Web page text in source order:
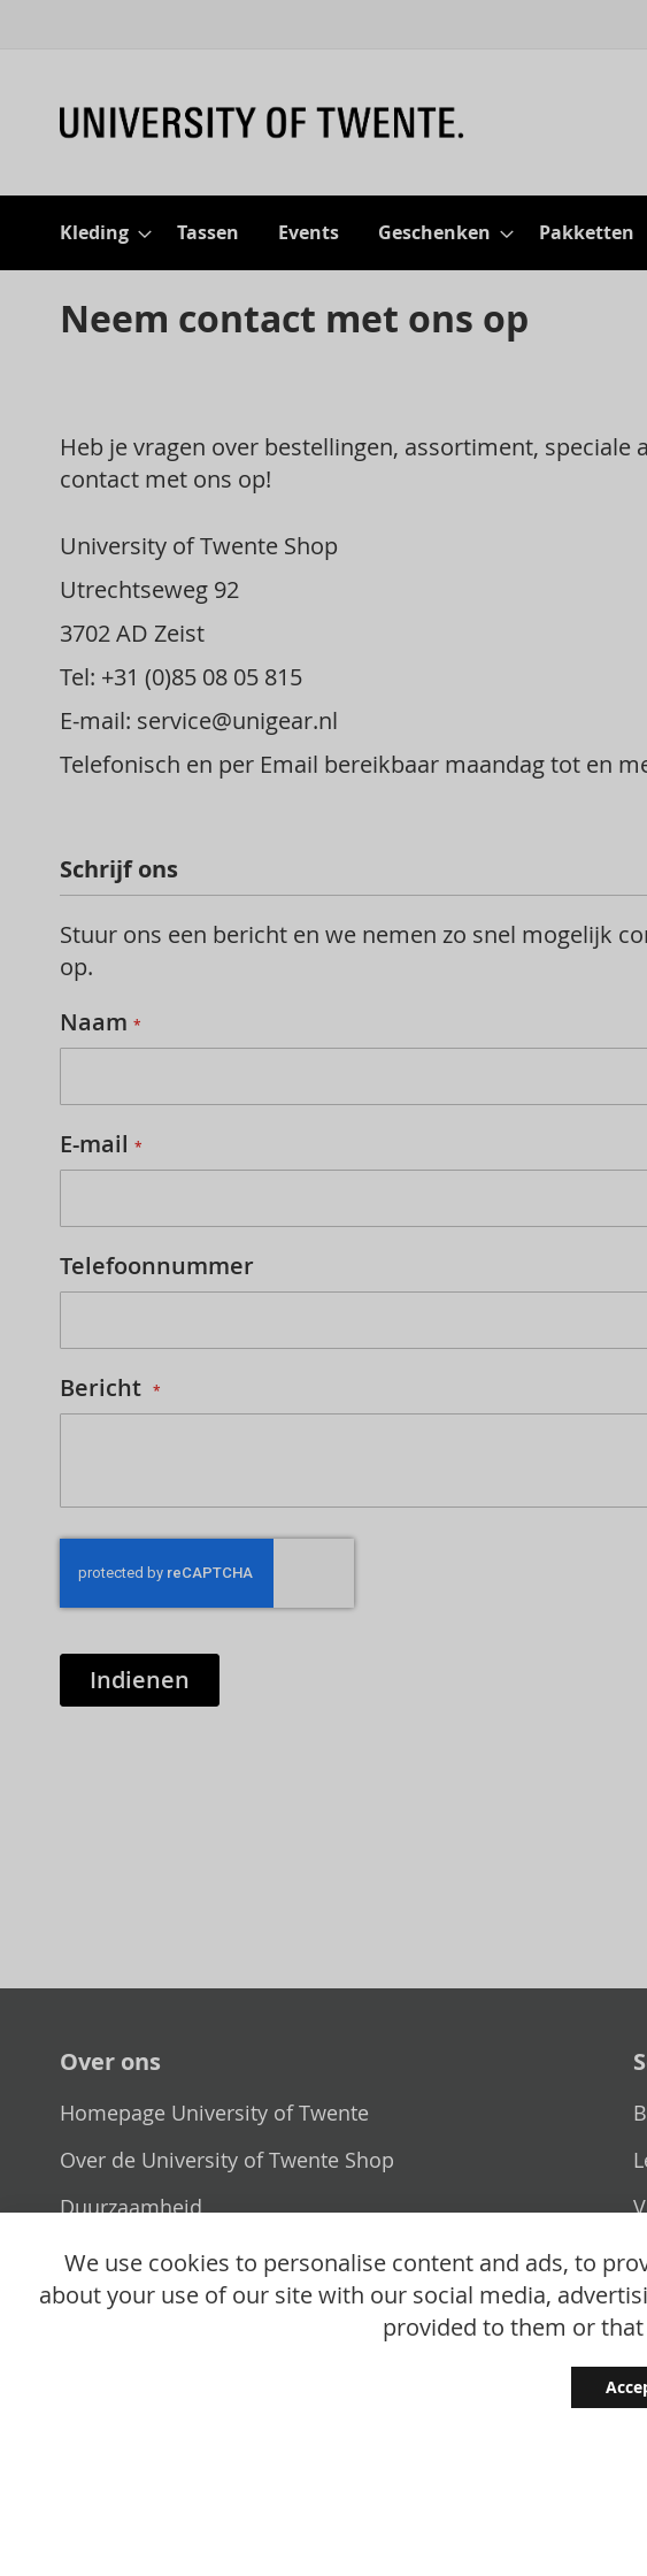
Kleding Tassen Events Geschenken Pakketten
Neem contact met ons op
Heb je vragen over bestellingen, assortiment,
contact met ons op!
University of Twente Shop
Utrechtseweg 92
3702 AD Zeist
Tel: +31 (0)85 08 05 815
E-mail: service@unigear.nl
Telefonisch en per Email bereikbaar maandag tot en
Schrijf ons
Stuur ons een bericht en we nemen zo snel mogelijk
op.
Naam
E-mail
Telefoonnummer
Bericht
Indienen
Over ons
Homepage University of Twente
Over de University of Twente Shop
Duurzaamheid
Verkooppunt
Copyright
We use cookies to personalise content and ads, to
about your use of our site with our social media,
provided to them or